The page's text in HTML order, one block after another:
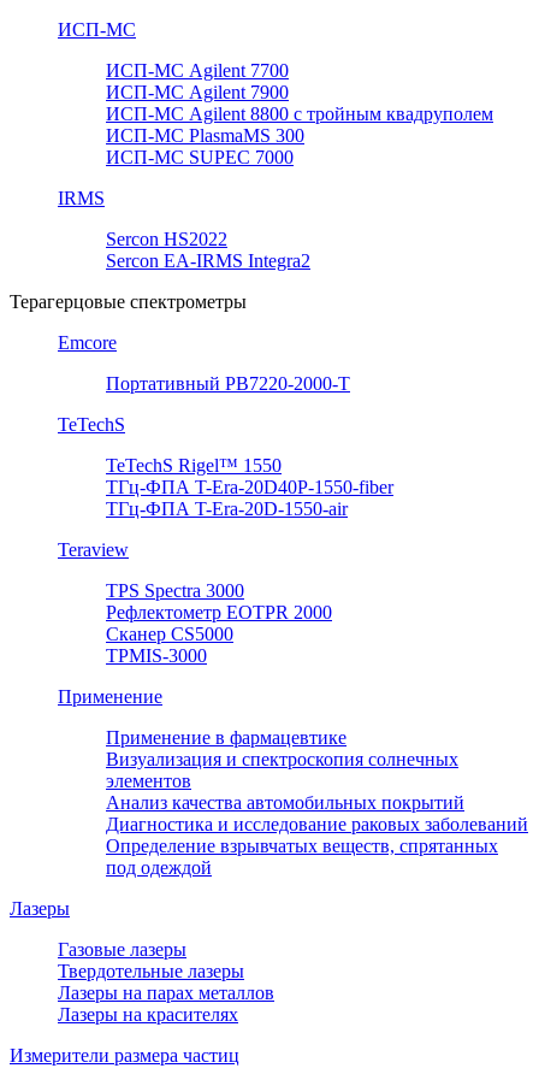
ИСП-МС
ИСП-МС Agilent 7700
ИСП-МС Agilent 7900
ИСП-МС Agilent 8800 с тройным квадруполем
ИСП-МС PlasmaMS 300
ИСП-МС SUPEC 7000
IRMS
Sercon HS2022
Sercon EA-IRMS Integra2
Терагерцовые спектрометры
Emcore
Портативный PB7220-2000-T
TeTechS
TeTechS Rigel™ 1550
ТГц-ФПА T-Era-20D40P-1550-fiber
ТГц-ФПА T-Era-20D-1550-air
Teraview
TPS Spectra 3000
Рефлектометр EOTPR 2000
Сканер CS5000
TPMIS-3000
Применение
Применение в фармацевтике
Визуализация и спектроскопия солнечных
элементов
Анализ качества автомобильных покрытий
Диагностика и исследование раковых заболеваний
Определение взрывчатых веществ, спрятанных
под одеждой
Лазеры
Газовые лазеры
Твердотельные лазеры
Лазеры на парах металлов
Лазеры на красителях
Измерители размера частиц